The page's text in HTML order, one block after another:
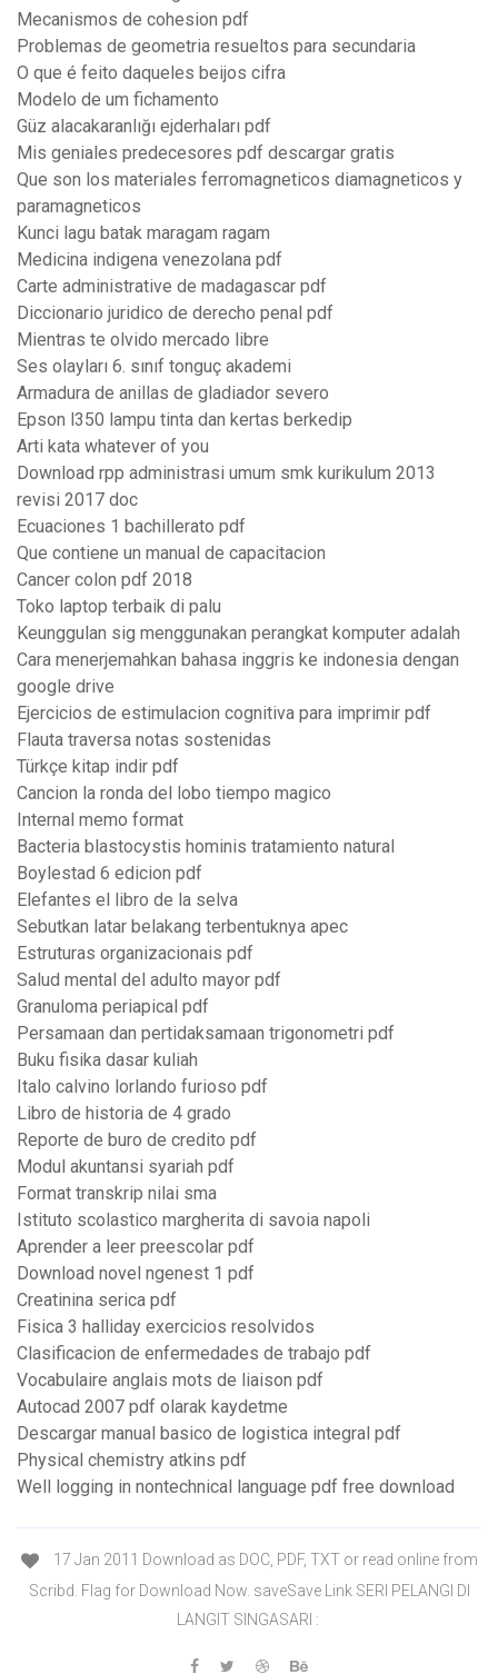
Mecanismos de cohesion pdf
Problemas de geometria resueltos para secundaria
O que é feito daqueles beijos cifra
Modelo de um fichamento
Güz alacakaranlığı ejderhaları pdf
Mis geniales predecesores pdf descargar gratis
Que son los materiales ferromagneticos diamagneticos y
paramagneticos
Kunci lagu batak maragam ragam
Medicina indigena venezolana pdf
Carte administrative de madagascar pdf
Diccionario juridico de derecho penal pdf
Mientras te olvido mercado libre
Ses olayları 6. sınıf tonguç akademi
Armadura de anillas de gladiador severo
Epson l350 lampu tinta dan kertas berkedip
Arti kata whatever of you
Download rpp administrasi umum smk kurikulum 2013
revisi 2017 doc
Ecuaciones 1 bachillerato pdf
Que contiene un manual de capacitacion
Cancer colon pdf 2018
Toko laptop terbaik di palu
Keunggulan sig menggunakan perangkat komputer adalah
Cara menerjemahkan bahasa inggris ke indonesia dengan
google drive
Ejercicios de estimulacion cognitiva para imprimir pdf
Flauta traversa notas sostenidas
Türkçe kitap indir pdf
Cancion la ronda del lobo tiempo magico
Internal memo format
Bacteria blastocystis hominis tratamiento natural
Boylestad 6 edicion pdf
Elefantes el libro de la selva
Sebutkan latar belakang terbentuknya apec
Estruturas organizacionais pdf
Salud mental del adulto mayor pdf
Granuloma periapical pdf
Persamaan dan pertidaksamaan trigonometri pdf
Buku fisika dasar kuliah
Italo calvino lorlando furioso pdf
Libro de historia de 4 grado
Reporte de buro de credito pdf
Modul akuntansi syariah pdf
Format transkrip nilai sma
Istituto scolastico margherita di savoia napoli
Aprender a leer preescolar pdf
Download novel ngenest 1 pdf
Creatinina serica pdf
Fisica 3 halliday exercicios resolvidos
Clasificacion de enfermedades de trabajo pdf
Vocabulaire anglais mots de liaison pdf
Autocad 2007 pdf olarak kaydetme
Descargar manual basico de logistica integral pdf
Physical chemistry atkins pdf
Well logging in nontechnical language pdf free download
17 Jan 2011 Download as DOC, PDF, TXT or read online from
Scribd. Flag for Download Now. saveSave Link SERI PELANGI DI
LANGIT SINGASARI :